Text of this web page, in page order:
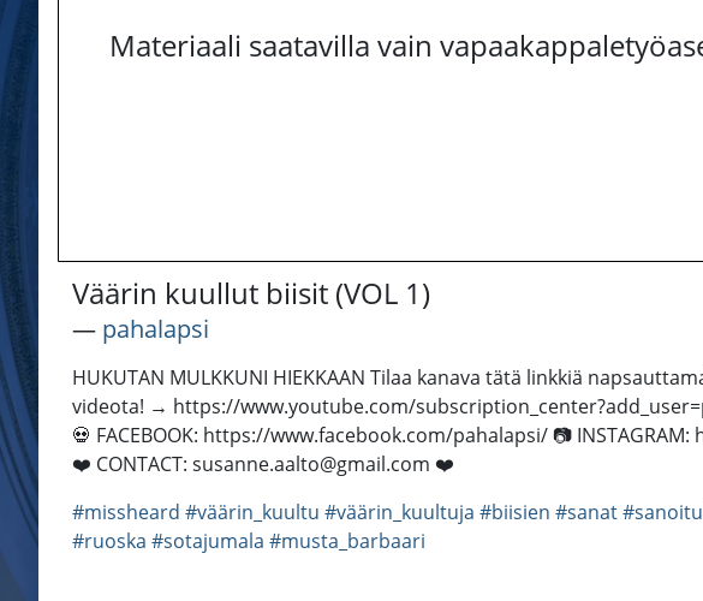
Materiaali saatavilla vain
Väärin kuullut biisit (VOL 1)
― pahalapsi
HUKUTAN MULKKUNI HIEKKAAN Tilaa kanava tätä linkkiä
videota! → https://www.youtube.com/
💀 FACEBOOK: https://www.facebook.com/pahalapsi/ 📷
❤️ CONTACT: susanne.aalto@gmail.com ❤️
#missheard #väärin_kuultu #väärin_kuultuja #biisien #sanat
#ruoska #sotajumala #musta_barbaari